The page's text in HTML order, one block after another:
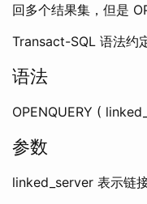
回多个结果集，但是
Transact-SQL 语法约
语法
OPENQUERY (
参数
linked_server 表示链